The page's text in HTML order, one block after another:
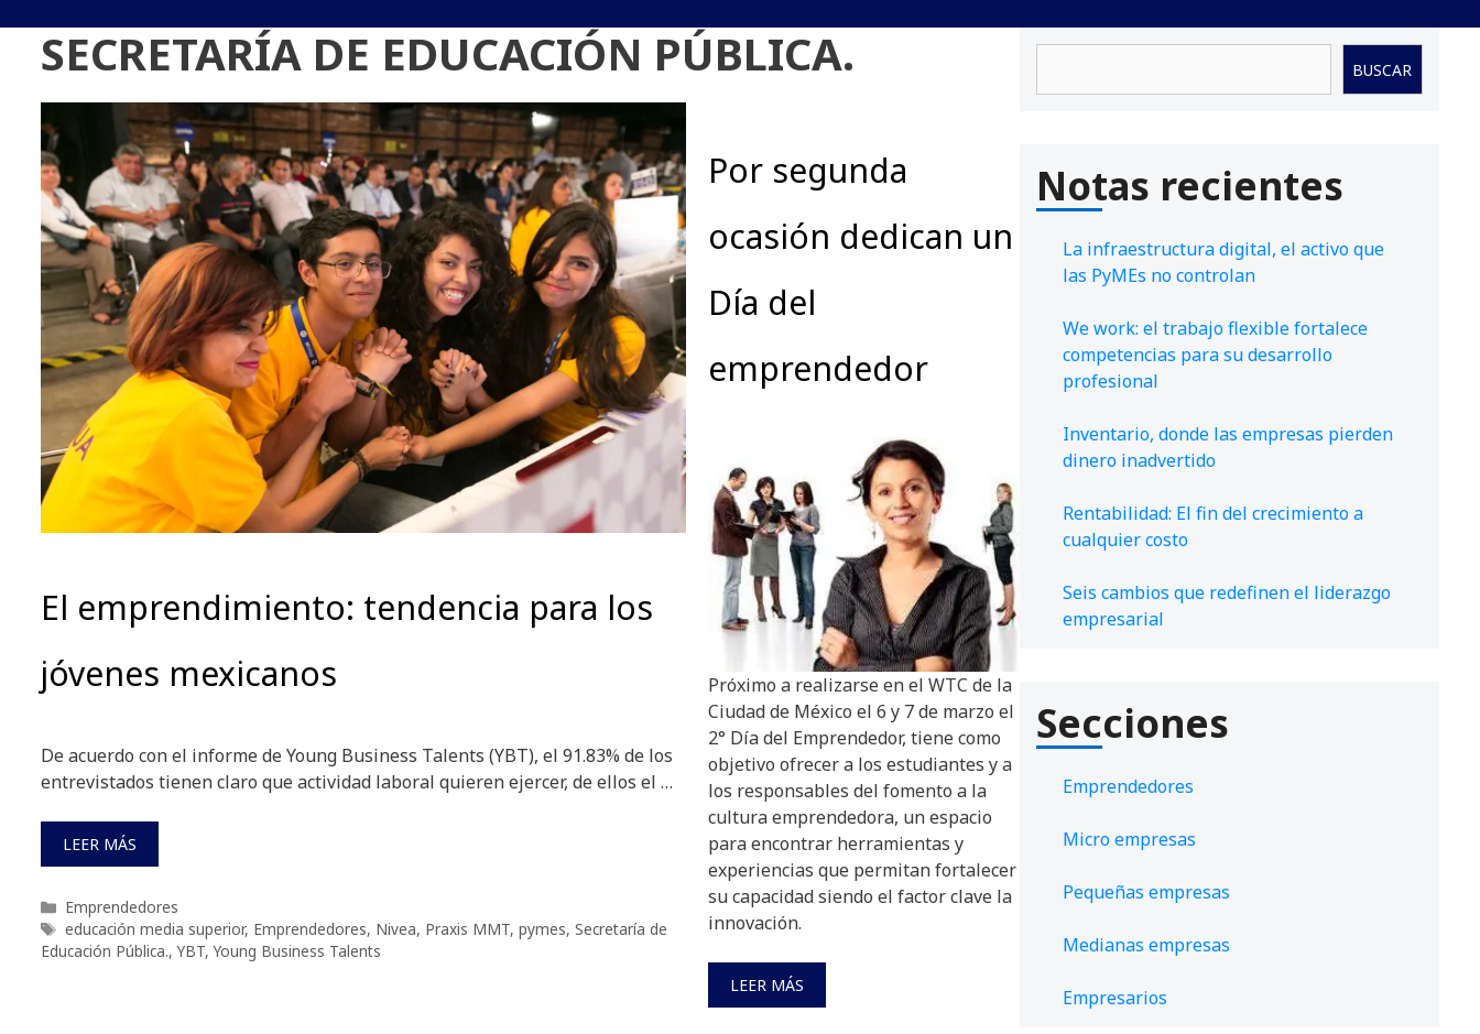
SECRETARÍA DE EDUCACIÓN PÚBLICA.
El emprendimiento: tendencia para los
jóvenes mexicanos
De acuerdo con el informe de Young Business Talents (YBT), el 91.83% de los
entrevistados tienen claro que actividad laboral quieren ejercer, de ellos el …
LEER MÁS
Categorías
Emprendedores
Etiquetas
educación media superior, Emprendedores, Nivea, Praxis MMT, pymes, Secretaría de
Educación Pública.,YBT,Young Business Talents
Por segunda
ocasión dedican un
Día del
emprendedor
Próximo a realizarse en el WTC de la
Ciudad de México el 6 y 7 de marzo el
2° Día del Emprendedor, tiene como
objetivo ofrecer a los estudiantes y a
los responsables del fomento a la
cultura emprendedora, un espacio
para encontrar herramientas y
experiencias que permitan fortalecer
su capacidad siendo el factor clave la
innovación.
LEER MÁS
BUSCAR
Notas recientes
La infraestructura digital, el activo que
las PyMEs no controlan
We work: el trabajo flexible fortalece
competencias para su desarrollo
profesional
Inventario, donde las empresas pierden
dinero inadvertido
Rentabilidad: El fin del crecimiento a
cualquier costo
Seis cambios que redefinen el liderazgo
empresarial
Secciones
Emprendedores
Micro empresas
Pequeñas empresas
Medianas empresas
Empresarios